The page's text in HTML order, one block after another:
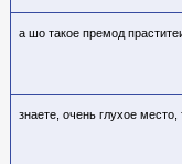
а шо такое премод
знаете, очень глухое